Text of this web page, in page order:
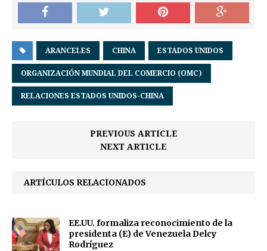
ARANCELES CHINA ESTADOS UNIDOS
ORGANIZACIÓN MUNDIAL DEL COMERCIO (OMC)
RELACIONES ESTADOS UNIDOS-CHINA
PREVIOUS ARTICLE
NEXT ARTICLE
ARTÍCULOS RELACIONADOS
EE.UU. formaliza reconocimiento de la
presidenta (E) de Venezuela Delcy
Rodríguez